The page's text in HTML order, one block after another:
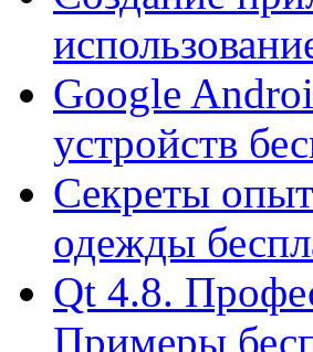
Google
устройств
Секреты
одежды
Qt 4.8.
Примеры